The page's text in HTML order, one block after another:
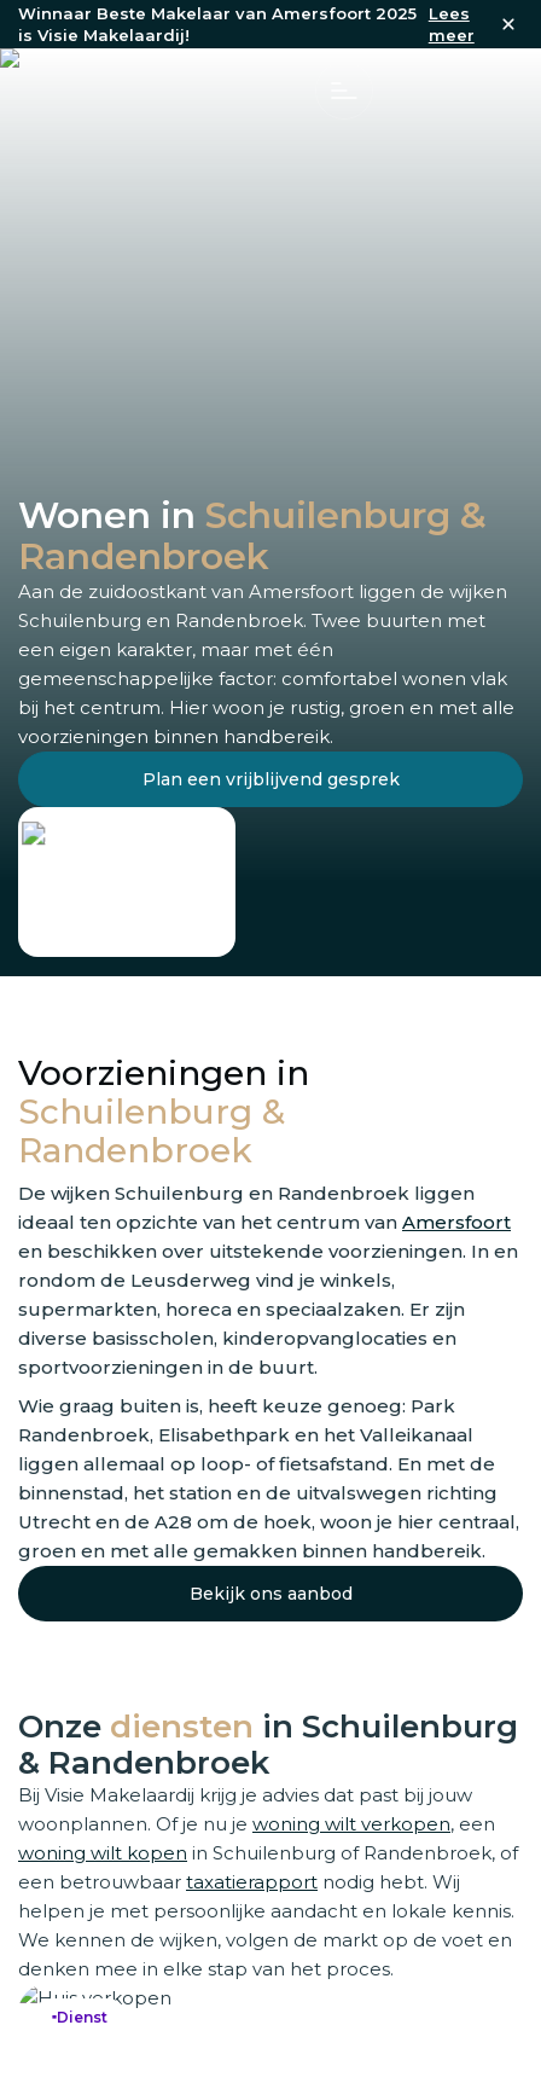
Winnaar Beste Makelaar van Amersfoort 2025
is Visie Makelaardij!
Lees
meer
Wonen in Schuilenburg &
Randenbroek
Aan de zuidoostkant van Amersfoort liggen de wijken
Schuilenburg en Randenbroek. Twee buurten met
een eigen karakter, maar met één
gemeenschappelijke factor: comfortabel wonen vlak
bij het centrum. Hier woon je rustig, groen en met alle
voorzieningen binnen handbereik.
Plan een vrijblijvend gesprek
Voorzieningen in
Schuilenburg &
Randenbroek
De wijken Schuilenburg en Randenbroek liggen
ideaal ten opzichte van het centrum van Amersfoort
en beschikken over uitstekende voorzieningen. In en
rondom de Leusderweg vind je winkels,
supermarkten, horeca en speciaalzaken. Er zijn
diverse basisscholen, kinderopvanglocaties en
sportvoorzieningen in de buurt.
Wie graag buiten is, heeft keuze genoeg: Park
Randenbroek, Elisabethpark en het Valleikanaal
liggen allemaal op loop- of fietsafstand. En met de
binnenstad, het station en de uitvalswegen richting
Utrecht en de A28 om de hoek, woon je hier centraal,
groen en met alle gemakken binnen handbereik.
Bekijk ons aanbod
Onze diensten in Schuilenburg
& Randenbroek
Bij Visie Makelaardij krijg je advies dat past bij jouw
woonplannen. Of je nu je woning wilt verkopen, een
woning wilt kopen in Schuilenburg of Randenbroek, of
een betrouwbaar taxatierapport nodig hebt. Wij
helpen je met persoonlijke aandacht en lokale kennis.
We kennen de wijken, volgen de markt op de voet en
denken mee in elke stap van het proces.
Dienst